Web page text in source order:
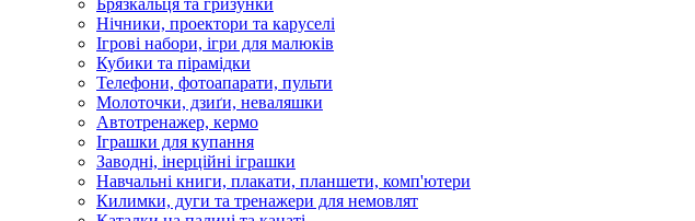
Брязкальця та гризунки
Нічники, проектори та каруселі
Ігрові набори, ігри для малюків
Кубики та пірамідки
Телефони, фотоапарати, пульти
Молоточки, дзиґи, неваляшки
Автотренажер, кермо
Іграшки для купання
Заводні, інерційні іграшки
Навчальні книги, плакати, планшети, комп'ютери
Килимки, дуги та тренажери для немовлят